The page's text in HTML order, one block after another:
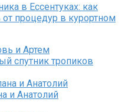
в Ессентуках: как
процедур в курортном
спутник тропиков
и Анатолий